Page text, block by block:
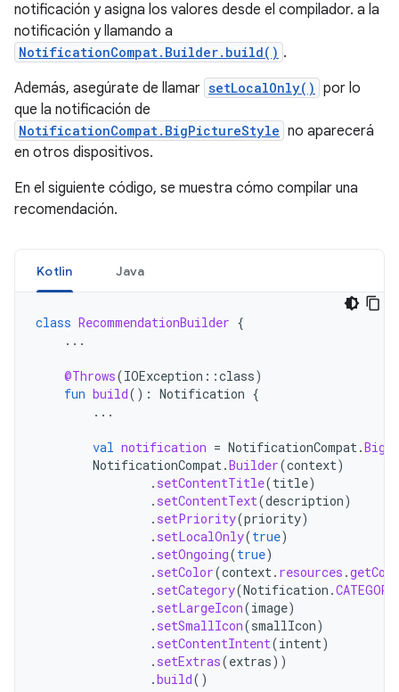
notificación y asigna los valores desde el compilador. a la
notificación y llamando a
NotificationCompat.Builder.build() .
Además, asegúrate de llamar setLocalOnly() por lo
que la notificación de
NotificationCompat.BigPictureStyle no aparecerá
en otros dispositivos.
En el siguiente código, se muestra cómo compilar una
recomendación.
Kotlin Java
class RecommendationBuilder {
...
@Throws(IOException ::class)
fun build(): Notification {
...
val notification = NotificationCompat.
NotificationCompat.Builder(context)
. setContentTitle(title)
. setContentText(description)
. setPriority(priority)
. setLocalOnly(true)
. setOngoing(true)
. setColor(context. resources .
. setCategory(Notification .
. setLargeIcon(image)
. setSmallIcon(smallIcon)
. setContentIntent(intent)
. setExtras(extras))
.build()